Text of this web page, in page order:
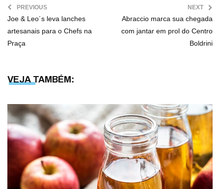
PREVIOUS
Joe & Leo´s leva lanches
artesanais para o Chefs na
Praça
NEXT
Abraccio marca sua chegada
com jantar em prol do Centro
Boldrini
VEJA TAMBÉM: